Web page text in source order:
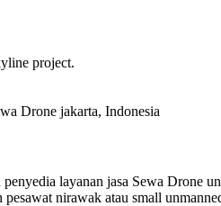
project.
Drone jakarta, Indonesia
penyedia layanan jasa Sewa Drone
nirawak atau small